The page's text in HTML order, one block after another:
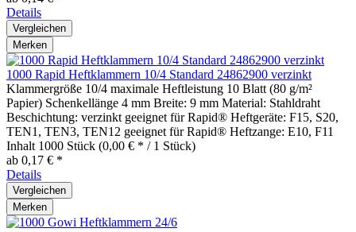
Details
Vergleichen
Merken
1000 Rapid Heftklammern 10/4 Standard 24862900 verzinkt
Klammergröße 10/4 maximale Heftleistung 10 Blatt (80 g/m²
Papier) Schenkellänge 4 mm Breite: 9 mm Material: Stahldraht
Beschichtung: verzinkt geeignet für Rapid® Heftgeräte: F15, S20,
TEN1, TEN3, TEN12 geeignet für Rapid® Heftzange: E10, F11
Inhalt 1000 Stück (0,00 € * / 1 Stück)
ab 0,17 € *
Details
Vergleichen
Merken